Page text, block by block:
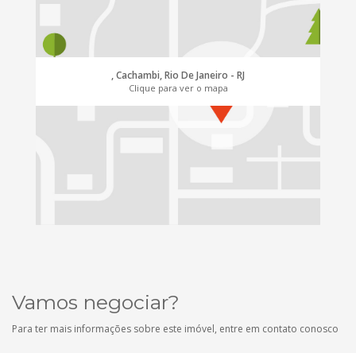
, Cachambi, Rio De Janeiro - RJ
Clique para ver o mapa
Vamos negociar?
Para ter mais informações sobre este imóvel, entre em contato conosco